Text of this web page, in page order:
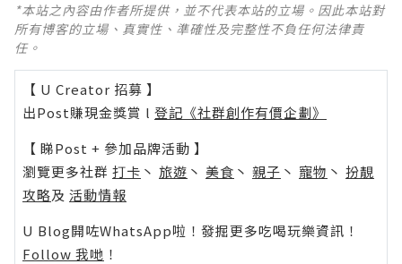
*本站之內容由作者所提供，並不代表本站的立場。因此本站對
所有博客的立場、真實性、準確性及完整性不負任何法律責
任。
【 U Creator 招募 】
出Post賺現金獎賞 l 登記《社群創作有價企劃》
【 睇Post + 參加品牌活動 】
瀏覽更多社群 打卡 丶 旅遊 丶 美食 丶 親子 丶 寵物 丶 扮靚
攻略及 活動情報
U Blog開咗WhatsApp啦！發掘更多吃喝玩樂資訊！
Follow 我哋 ！